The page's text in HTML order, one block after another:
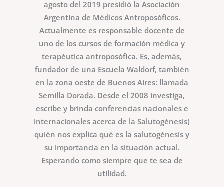
agosto del 2019 presidió la Asociación
Argentina de Médicos Antroposóficos.
Actualmente es responsable docente de
uno de los cursos de formación médica y
terapéutica antroposófica. Es, además,
fundador de una Escuela Waldorf, también
en la zona oeste de Buenos Aires: llamada
Semilla Dorada. Desde el 2008 investiga,
escribe y brinda conferencias nacionales e
internacionales acerca de la Salutogénesis)
quién nos explica qué es la salutogénesis y
su importancia en la situación actual.
Esperando como siempre que te sea de
utilidad.